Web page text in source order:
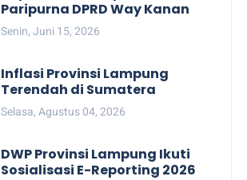
Paripurna DPRD Way Kanan
Senin, Juni 15, 2026
Inflasi Provinsi Lampung
Terendah di Sumatera
Selasa, Agustus 04, 2026
DWP Provinsi Lampung Ikuti
Sosialisasi E-Reporting 2026